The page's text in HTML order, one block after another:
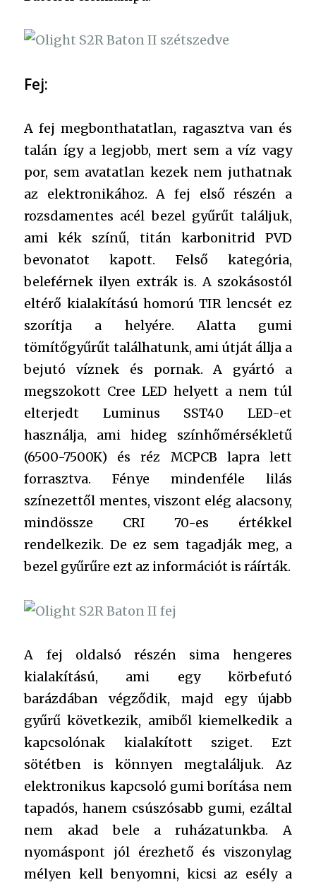
Fej:
A fej megbonthatatlan, ragasztva van és
talán így a legjobb, mert sem a víz vagy
por, sem avatatlan kezek nem juthatnak
az elektronikához. A fej első részén a
rozsdamentes acél bezel gyűrűt találjuk,
ami kék színű, titán karbonitrid PVD
bevonatot kapott. Felső kategória,
beleférnek ilyen extrák is. A szokásostól
eltérő kialakítású homorú TIR lencsét ez
szorítja a helyére. Alatta gumi
tömítőgyűrűt találhatunk, ami útját állja a
bejutó víznek és pornak. A gyártó a
megszokott Cree LED helyett a nem túl
elterjedt Luminus SST40 LED-et
használja, ami hideg színhőmérsékletű
(6500-7500K) és réz MCPCB lapra lett
forrasztva. Fénye mindenféle lilás
színezettől mentes, viszont elég alacsony,
mindössze CRI 70-es értékkel
rendelkezik. De ez sem tagadják meg, a
bezel gyűrűre ezt az információt is ráírták.
A fej oldalsó részén sima hengeres
kialakítású, ami egy körbefutó
barázdában végződik, majd egy újabb
gyűrű következik, amiből kiemelkedik a
kapcsolónak kialakított sziget. Ezt
sötétben is könnyen megtaláljuk. Az
elektronikus kapcsoló gumi borítása nem
tapadós, hanem csúszósabb gumi, ezáltal
nem akad bele a ruházatunkba. A
nyomáspont jól érezhető és viszonylag
mélyen kell benyomni, kicsi az esély a